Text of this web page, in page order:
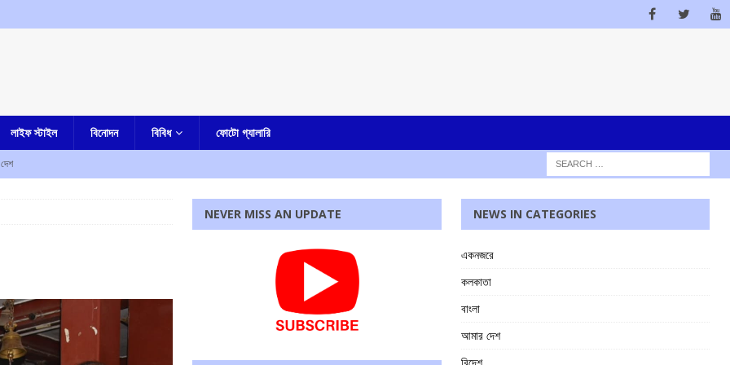
লাইফ স্টাইল বিনোদন বিবিধ ফোটো গ্যালারি
কোচবিহারে
: অভিযোগ কন্যা কারা তেজপালের
এক নজরে
উত্তেজনা ডোমজুর এলাকায়.. বাংলা
NEVER MISS AN UPDATE NEWS IN CATEGORIES
একনজরে
কলকাতা
বাংলা
আমার দেশ